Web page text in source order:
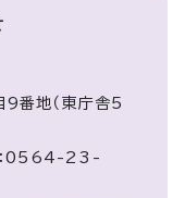
地（東庁舎5
0564-23-